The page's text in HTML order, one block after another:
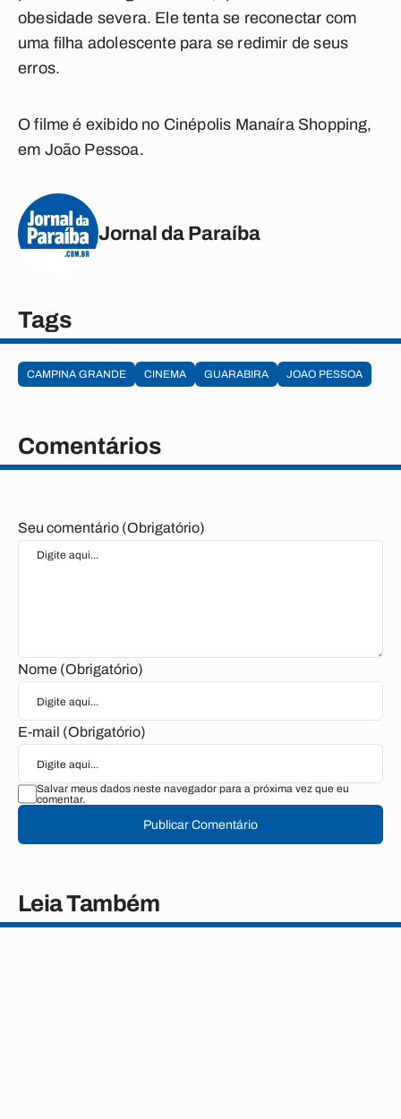
obesidade severa. Ele tenta se reconectar com
uma filha adolescente para se redimir de seus
erros.
O filme é exibido no Cinépolis Manaíra Shopping,
em João Pessoa.
Jornal da Paraíba
Tags
CAMPINA GRANDE CINEMA GUARABIRA JOAO PESSOA
Comentários
Seu comentário (Obrigatório)
Nome (Obrigatório)
E-mail (Obrigatório)
Salvar meus dados neste navegador para a próxima vez que eu
comentar.
Publicar Comentário
Leia Também